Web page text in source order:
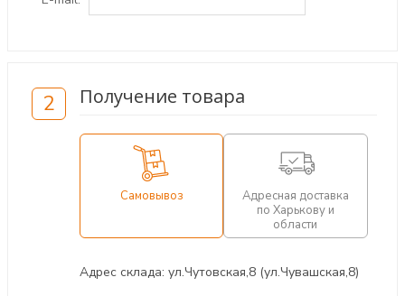
2 Получение товара
Самовывоз
Адресная доставка
по Харькову и
области
Адрес склада: ул.Чутовская,8 (ул.Чувашская,8)